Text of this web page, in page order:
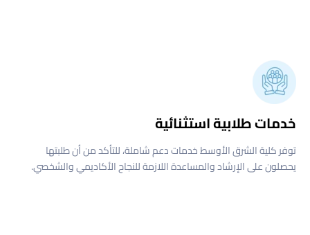
خدمات طلابية استثنائية
توفر كلية الشرق الأوسط خدمات دعم شاملة، للتأكد من أن طلبتها
يحصلون على الإرشاد والمساعدة اللازمة للنجاح الأكاديمي والشخصي.